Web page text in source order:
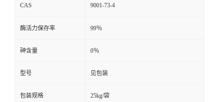
CAS 9001-73-4
酶活力保存率 99％
砷含量 0％
型号 见包装
包装规格 25kg/袋